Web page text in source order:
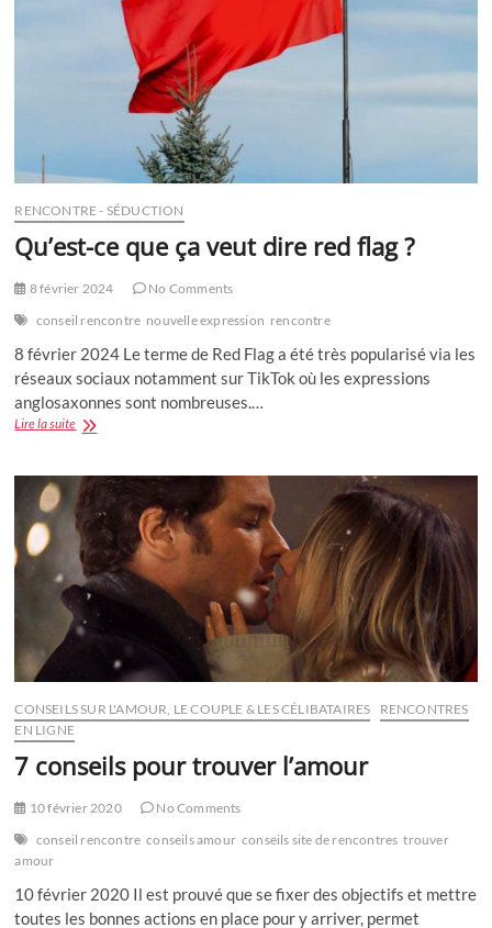
RENCONTRE - SÉDUCTION
Qu’est-ce que ça veut dire red flag ?
8 février 2024
No Comments
conseil rencontre nouvelle expression rencontre
8 février 2024 Le terme de Red Flag a été très popularisé via les
réseaux sociaux notamment sur TikTok où les expressions
anglosaxonnes sont nombreuses.…
Lire la suiteQu’est-
ça
veut
dire
red
flag
?
CONSEILS SUR L'AMOUR, LE COUPLE & LES CÉLIBATAIRES
RENCONTRES
EN LIGNE
7 conseils pour trouver l’amour
10 février 2020
No Comments
conseil rencontre conseils amour conseils site de rencontres trouver
amour
10 février 2020 Il est prouvé que se fixer des objectifs et mettre
toutes les bonnes actions en place pour y arriver, permet